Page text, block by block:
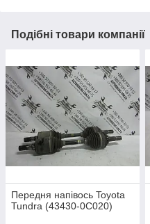
Подібні товари компанії
Передня напівось Toyota
Tundra (43430-0C020)